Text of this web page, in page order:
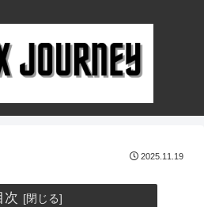
2025.11.19
次